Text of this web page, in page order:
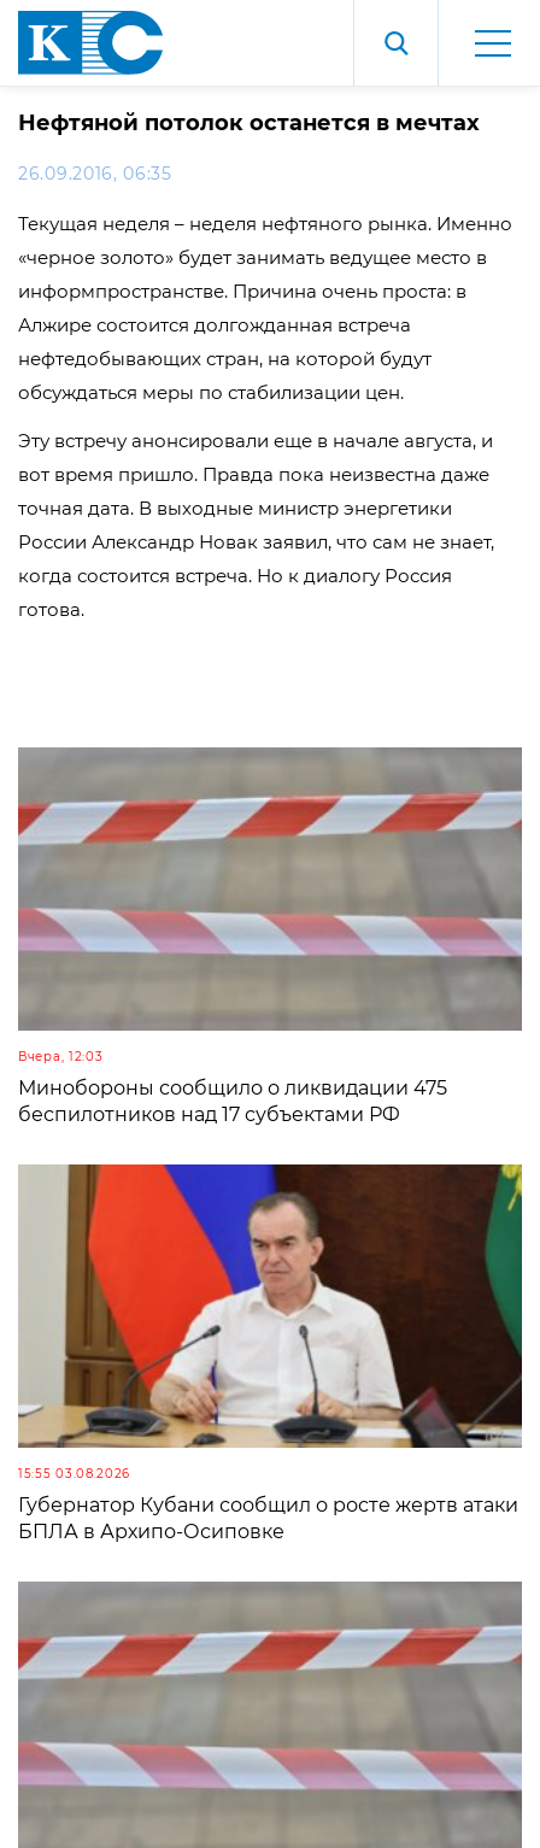
Нефтяной потолок останется в мечтах
26.09.2016, 06:35
Текущая неделя – неделя нефтяного рынка. Именно
«черное золото» будет занимать ведущее место в
информпространстве. Причина очень проста: в
Алжире состоится долгожданная встреча
нефтедобывающих стран, на которой будут
обсуждаться меры по стабилизации цен.
Эту встречу анонсировали еще в начале августа, и
вот время пришло. Правда пока неизвестна даже
точная дата. В выходные министр энергетики
России Александр Новак заявил, что сам не знает,
когда состоится встреча. Но к диалогу Россия
готова.
Вчера, 12:03
Минобороны сообщило о ликвидации 475
беспилотников над 17 субъектами РФ
15:55 03.08.2026
Губернатор Кубани сообщил о росте жертв атаки
БПЛА в Архипо-Осиповке